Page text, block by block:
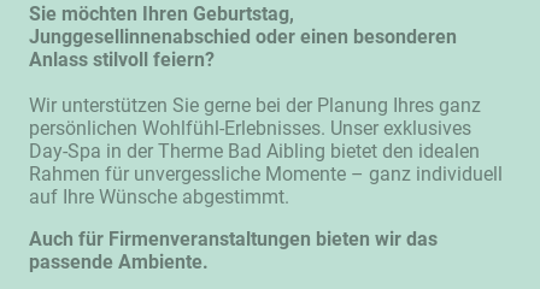
Sie möchten Ihren Geburtstag,
Junggesellinnenabschied oder einen besonderen
Anlass stilvoll feiern?
Wir unterstützen Sie gerne bei der Planung Ihres ganz
persönlichen Wohlfühl-Erlebnisses. Unser exklusives
Day-Spa in der Therme Bad Aibling bietet den idealen
Rahmen für unvergessliche Momente – ganz individuell
auf Ihre Wünsche abgestimmt.
Auch für Firmenveranstaltungen bieten wir das
passende Ambiente.